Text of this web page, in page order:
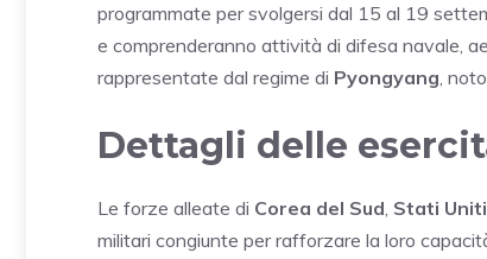
programmate per svolgersi dal 15 al 19
e comprenderanno attività di difesa navale,
rappresentate dal regime di Pyongyang,
Dettagli delle
Le forze alleate di Corea del Sud, Stati Uniti
militari congiunte per rafforzare la loro